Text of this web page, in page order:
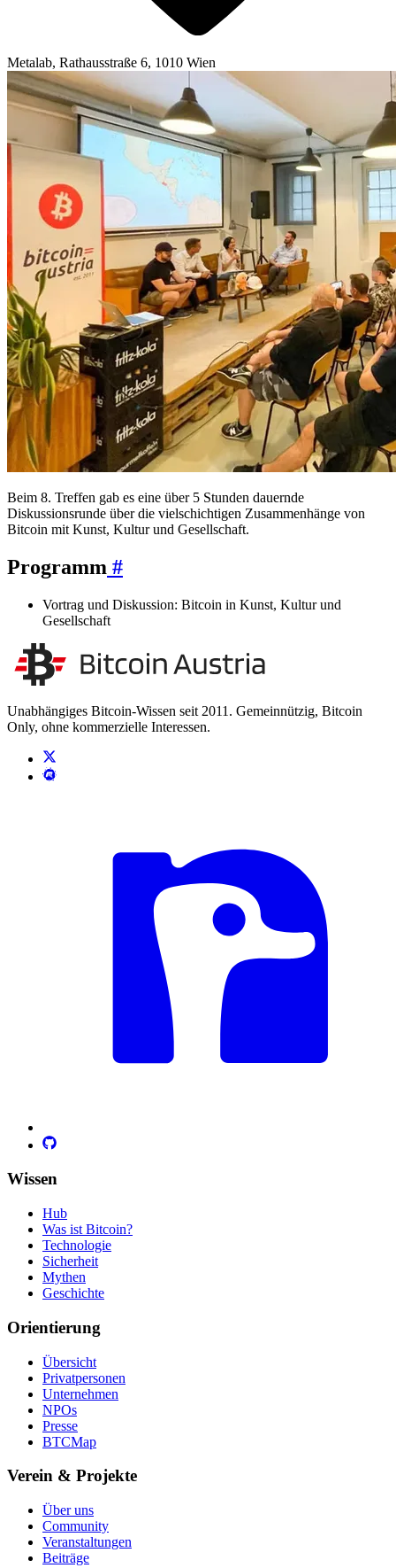
Metalab, Rathausstraße 6, 1010 Wien
Beim 8. Treffen gab es eine über 5 Stunden dauernde
Diskussionsrunde über die vielschichtigen Zusammenhänge von
Bitcoin mit Kunst, Kultur und Gesellschaft.
Programm #
Vortrag und Diskussion: Bitcoin in Kunst, Kultur und
Gesellschaft
Unabhängiges Bitcoin-Wissen seit 2011. Gemeinnützig, Bitcoin
Only, ohne kommerzielle Interessen.
Wissen
Hub
Was ist Bitcoin?
Technologie
Sicherheit
Mythen
Geschichte
Orientierung
Übersicht
Privatpersonen
Unternehmen
NPOs
Presse
BTCMap
Verein & Projekte
Über uns
Community
Veranstaltungen
Beiträge